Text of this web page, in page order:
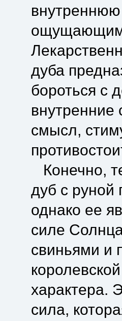
ощущающим
дуба
бороться с
смысл,
Конечно,
дуб с руной
однако ее
силе
свиньями и
характера.
сила,